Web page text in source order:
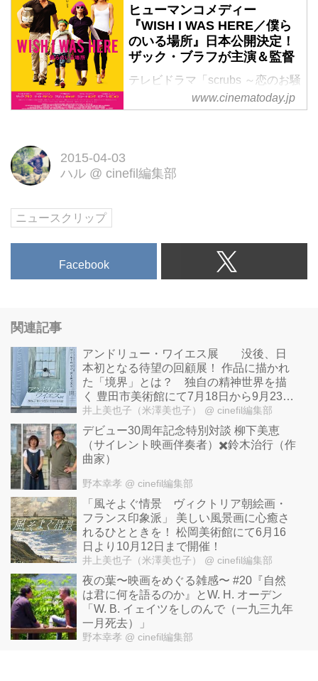
ヒューマンコメディー
『WISH I WAS HERE／僕ら
のいる場所』日本公開決定！
ザック・ブラフが主演＆監督
テレビドラマ「scrubs ～恋のお騒
がせ病棟」で知られる俳優のザッ
に日本公開されることがわかっ
www.cinematoday.jp
2015-04-03
ハル @ cinefil編集部
ニュースクリップ
Facebook
関連記事
アンドリュー・ワイエス展 没後、日
本初となる待望の回顧展！ 作品に描かれ
た「境界」とは？ 独自の精神世界を描
く 豊田市美術館にて7月18日から9月23日
まで開催！
井上美也子（米澤美也子） @ cinefil編集部
デビュー30周年記念特別対談 柳下美恵
（サイレント映画伴奏者）✖️鈴木治行（作
曲家）
野本幸孝 @ cinefil編集部
「風そよぐ情景 ヴィクトリア朝絵画・
フランス印象派」 美しい風景画に心癒さ
れるひとときを！ 松岡美術館にて6月16
日より10月12日まで開催！
井上美也子（米澤美也子） @ cinefil編集部
夜の葉〜映画をめぐる雑感〜 #20『自然
は君に何を語るのか』とW. H. オーデン
「W. B. イェイツをしのんで（一九三九年
一月死去）」
野本幸孝 @ cinefil編集部